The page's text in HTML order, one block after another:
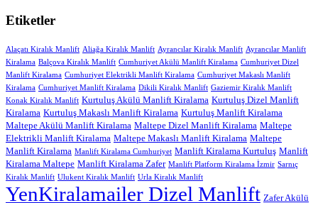
Etiketler
Alaçatı Kiralık Manlift Aliağa Kiralık Manlift Ayrancılar Kiralık Manlift Ayrancılar Manlift
Kiralama Balçova Kiralık Manlift Cumhuriyet Akülü Manlift Kiralama Cumhuriyet Dizel
Manlift Kiralama Cumhuriyet Elektrikli Manlift Kiralama Cumhuriyet Makaslı Manlift
Kiralama Cumhuriyet Manlift Kiralama Dikili Kiralık Manlift Gaziemir Kiralık Manlift
Konak Kiralık Manlift Kurtuluş Akülü Manlift Kiralama Kurtuluş Dizel Manlift
Kiralama Kurtuluş Makaslı Manlift Kiralama Kurtuluş Manlift Kiralama
Maltepe Akülü Manlift Kiralama Maltepe Dizel Manlift Kiralama Maltepe
Elektrikli Manlift Kiralama Maltepe Makaslı Manlift Kiralama Maltepe
Manlift Kiralama Manlift Kiralama Cumhuriyet Manlift Kiralama Kurtuluş Manlift
Kiralama Maltepe Manlift Kiralama Zafer Manlift Platform Kiralama İzmir Sarnıç
Kiralık Manlift Ulukent Kiralık Manlift Urla Kiralık Manlift
YenKiralamailer Dizel Manlift Zafer Akülü